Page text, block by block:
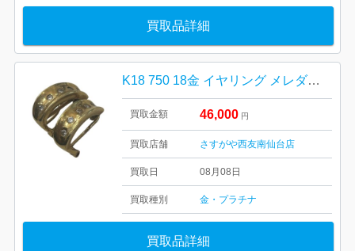
買取品詳細
K18 750 18金 イヤリング メレダイヤ
買取金額 46,000 円
買取店舗 さすがや西友南仙台店
買取日 08月08日
買取種別 金・プラチナ
買取品詳細